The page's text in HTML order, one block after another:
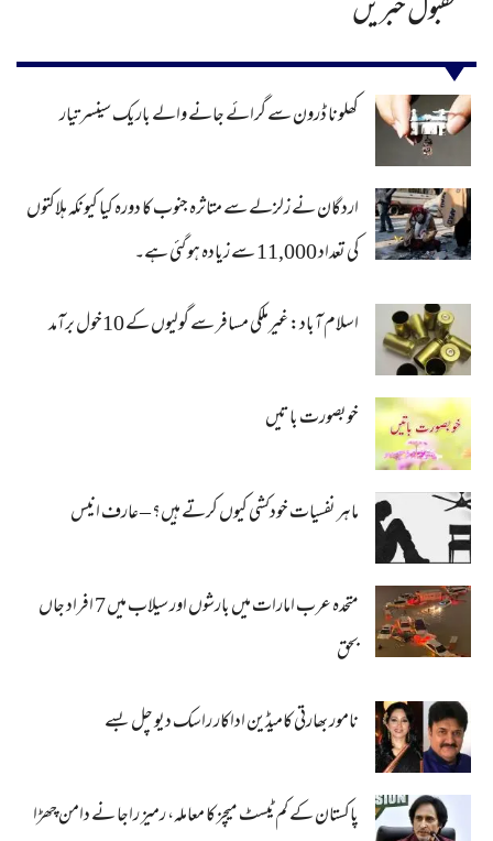
مقبول خبریں
کھلونا ڈرون سے گرائے جانے والے باریک سینسر تیار
اردگان نے زلزلے سے متاثرہ جنوب کا دورہ کیا کیونکہ ہلاکتوں
کی تعداد 11,000 سے زیادہ ہو گئی ہے۔
اسلام آباد: غیرملکی مسافر سے گولیوں کے 10خول برآمد
خوبصورت باتیں
ماہر نفسیات خودکشی کیوں کرتے ہیں؟ – عارف انیس
متحدہ عرب امارات میں بارشوں اور سیلاب میں 7 افراد جاں
بحق
نامور بھارتی کامیڈین اداکار راسک دیو چل بسے
پاکستان کے کم ٹیسٹ میچز کا معاملہ، رمیز راجا نے دامن چھڑا